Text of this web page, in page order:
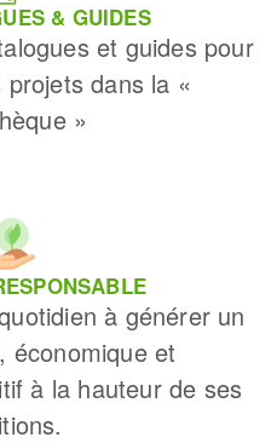
& GUIDES
et guides pour
dans la «
»
à générer un
économique et
à la hauteur de ses